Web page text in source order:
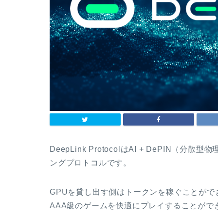
DeepLink ProtocolはAI + DePIN（分散型物
ングプロトコルです。
GPUを貸し出す側はトークンを稼ぐことが
AAA級のゲームを快適にプレイすることがで